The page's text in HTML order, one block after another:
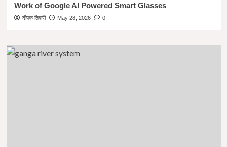
Work of Google AI Powered Smart Glasses
दीपक तिवारी May 28, 2026 0